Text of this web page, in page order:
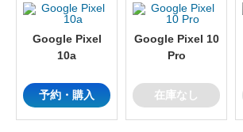
Google Pixel
10a
予約・購入
Google Pixel 10
Pro
在庫なし